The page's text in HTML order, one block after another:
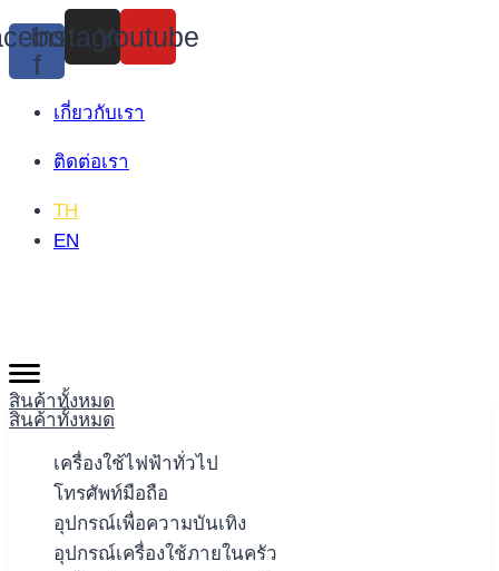
Skip
to
content
f
Instagram
Youtube
เกี่ยวกับเรา
ติดต่อเรา
TH
EN
สินค้าทั้งหมด
สินค้าทั้งหมด
เครื่องใช้ไฟฟ้าทั่วไป
โทรศัพท์มือถือ
อุปกรณ์เพื่อความบันเทิง
อุปกรณ์เครื่องใช้ภายในครัว